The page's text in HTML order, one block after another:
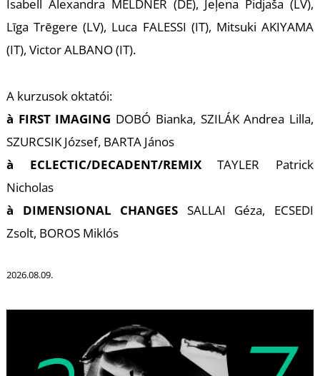
Isabell Alexandra MELDNER (DE), Jeļena Pidjaša (LV),
Līga Trēgere (LV), Luca FALESSI (IT), Mitsuki AKIYAMA
(IT), Victor ALBANO (IT).
A kurzusok oktatói:
à FIRST IMAGING DOBÓ Bianka, SZILÁK Andrea Lilla,
SZURCSIK József, BARTA János
à ECLECTIC/DECADENT/REMIXTAYLER Patrick
Nicholas
à DIMENSIONAL CHANGES SALLAI Géza, ECSEDI
Zsolt, BOROS Miklós
2026.08.09.